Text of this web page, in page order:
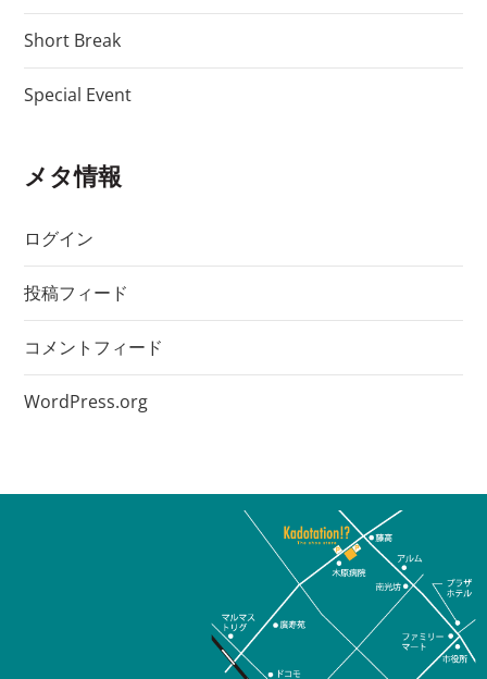
Short Break
Special Event
メタ情報
ログイン
投稿フィード
コメントフィード
WordPress.org